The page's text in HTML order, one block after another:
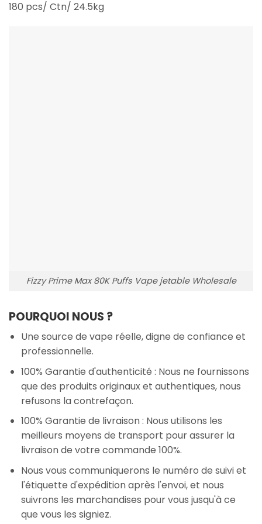
180 pcs/ Ctn/ 24.5kg
Fizzy Prime Max 80K Puffs Vape jetable Wholesale
POURQUOI NOUS ?
Une source de vape réelle, digne de confiance et
professionnelle.
100% Garantie d'authenticité : Nous ne fournissons
que des produits originaux et authentiques, nous
refusons la contrefaçon.
100% Garantie de livraison : Nous utilisons les
meilleurs moyens de transport pour assurer la
livraison de votre commande 100%.
Nous vous communiquerons le numéro de suivi et
l'étiquette d'expédition après l'envoi, et nous
suivrons les marchandises pour vous jusqu'à ce
que vous les signiez.